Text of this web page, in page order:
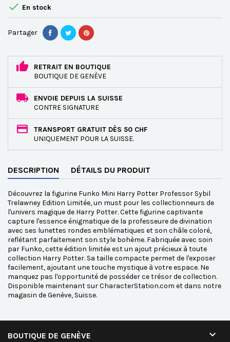
 En stock
Partager
RETRAIT EN BOUTIQUE
BOUTIQUE DE GENÈVE
ENVOIE DEPUIS LA SUISSE
CONTRE SIGNATURE
TRANSPORT GRATUIT DÈS 50 CHF
UNIQUEMENT POUR LA SUISSE.
DESCRIPTION DÉTAILS DU PRODUIT
Découvrez la figurine Funko Mini Harry Potter Professor Sybil
Trelawney Edition Limitée, un must pour les collectionneurs de
l'univers magique de Harry Potter. Cette figurine captivante
capture l'essence énigmatique de la professeure de divination
avec ses lunettes rondes emblématiques et son châle coloré,
reflétant parfaitement son style bohème. Fabriquée avec soin
par Funko, cette édition limitée est un ajout précieux à toute
collection Harry Potter. Sa taille compacte permet de l'exposer
facilement, ajoutant une touche mystique à votre espace. Ne
manquez pas l'opportunité de posséder ce trésor de collection.
Disponible maintenant sur CharacterStation.com et dans notre
magasin de Genève, Suisse.
BOUTIQUE DE GENÈVE 